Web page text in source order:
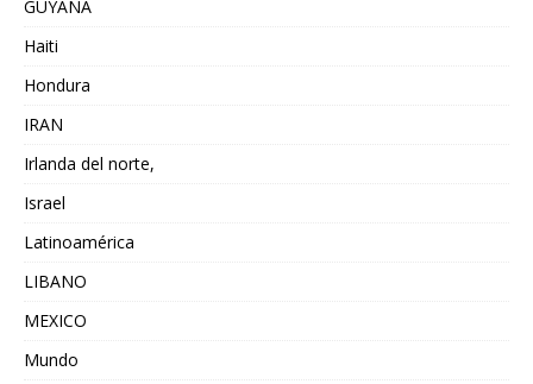
GUYANA
Haiti
Hondura
IRAN
Irlanda del norte,
Israel
Latinoamérica
LIBANO
MEXICO
Mundo